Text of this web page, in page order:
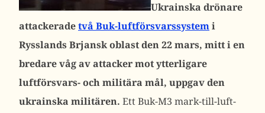
Ukrainska drönare
attackeradetvå Buk-luftförsvarssystemi
Rysslands Brjansk oblast den 22 mars, mitt i en
bredare våg av attacker mot ytterligare
luftförsvars- och militära mål, uppgav den
ukrainska militären. Ett Buk-M3 mark-till-luft-